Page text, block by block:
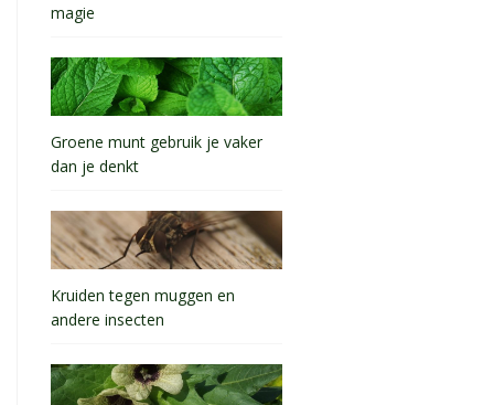
magie
Groene munt gebruik je vaker
dan je denkt
Kruiden tegen muggen en
andere insecten